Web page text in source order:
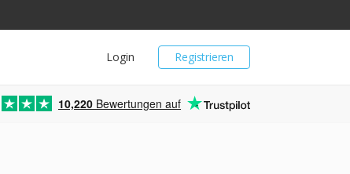
Registrieren
Login
10,220 Bewertungen auf